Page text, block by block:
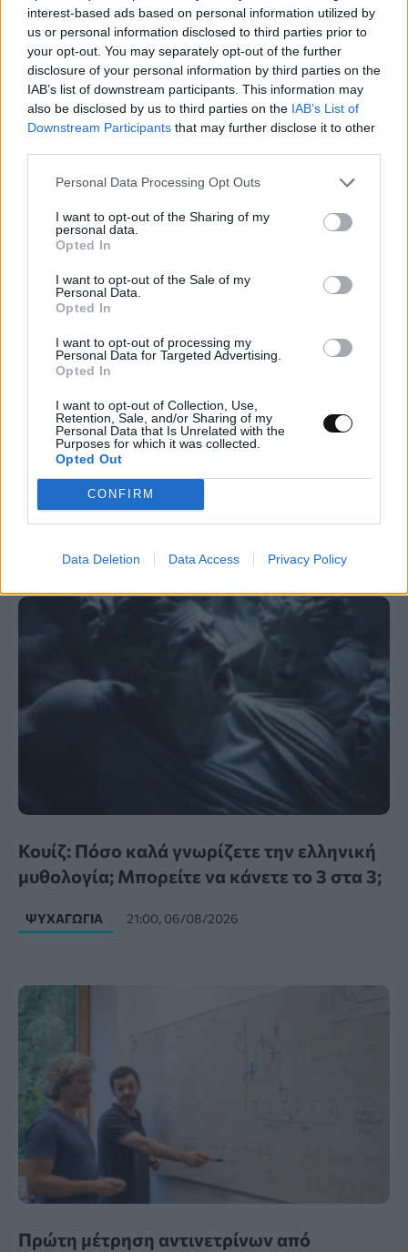
interest-based ads based on personal information utilized by
us or personal information disclosed to third parties prior to
your opt-out. You may separately opt-out of the further
disclosure of your personal information by third parties on the
IAB’s list of downstream participants. This information may
also be disclosed by us to third parties on the IAB’s List of
Downstream Participants that may further disclose it to other
Personal Data Processing Opt Outs
I want to opt-out of the Sharing of my
personal data.
Opted In
I want to opt-out of the Sale of my
Personal Data.
Opted In
I want to opt-out of processing my
Personal Data for Targeted Advertising.
Opted In
I want to opt-out of Collection, Use,
Retention, Sale, and/or Sharing of my
Personal Data that Is Unrelated with the
Purposes for which it was collected.
Opted Out
CONFIRM
Data Deletion Data Access Privacy Policy
Κενό ασφαλείας στο iCloud Private Relay
της Apple μπορεί να αποκαλύψει την
πραγματική διεύθυνση IP
MUST READ 09:00, 07/08/2026
Νέος σχεδιασμός καταλύτη βελτιώνει την
παραγωγή αμμωνίας καταστέλλοντας
ανεπιθύμητες αντιδράσεις
ΕΠΙΣΤΉΜΗ 22:00, 06/08/2026
Κουίζ: Πόσο καλά γνωρίζετε την ελληνική
μυθολογία; Μπορείτε να κάνετε το 3 στα 3;
ΨΥΧΑΓΩΓΊΑ 21:00, 06/08/2026
Πρώτη μέτρηση αντινετρίνων από